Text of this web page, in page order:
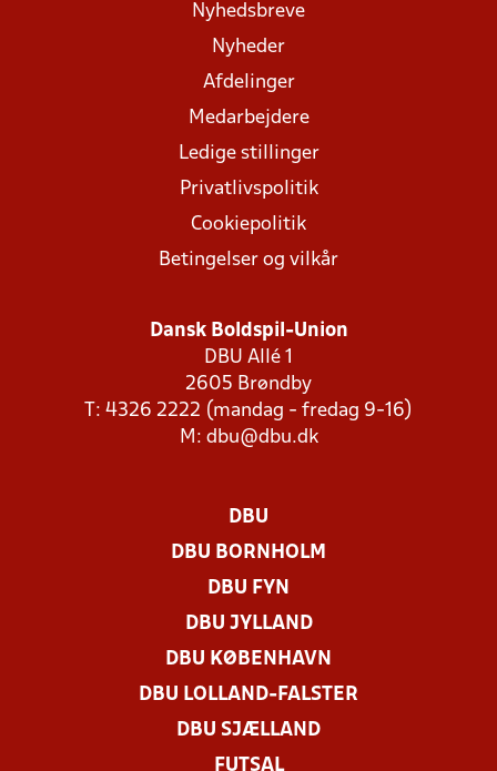
Nyhedsbreve
Nyheder
Afdelinger
Medarbejdere
Ledige stillinger
Privatlivspolitik
Cookiepolitik
Betingelser og vilkår
Dansk Boldspil-Union
DBU Allé 1
2605 Brøndby
T: 4326 2222 (mandag - fredag 9-16)
M: dbu@dbu.dk
DBU
DBU BORNHOLM
DBU FYN
DBU JYLLAND
DBU KØBENHAVN
DBU LOLLAND-FALSTER
DBU SJÆLLAND
FUTSAL